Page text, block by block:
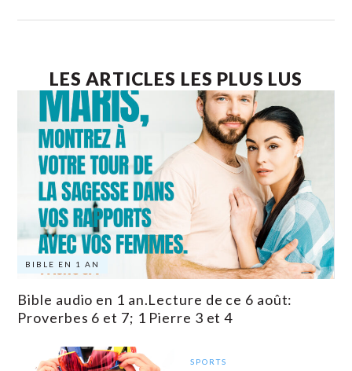
LES ARTICLES LES PLUS LUS
BIBLE EN 1 AN
Bible audio en 1 an.Lecture de ce 6 août:
Proverbes 6 et 7; 1 Pierre 3 et 4
SPORTS